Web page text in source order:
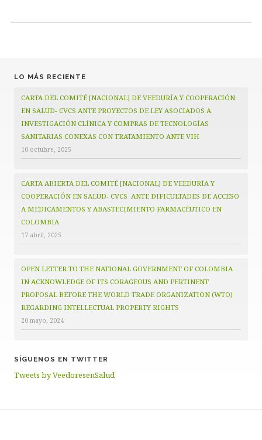
LO MÁS RECIENTE
CARTA DEL COMITÉ [NACIONAL] DE VEEDURÍA Y COOPERACIÓN
EN SALUD- CVCS ANTE PROYECTOS DE LEY ASOCIADOS A
INVESTIGACIÓN CLÍNICA Y COMPRAS DE TECNOLOGÍAS
SANITARIAS CONEXAS CON TRATAMIENTO ANTE VIH
10 octubre, 2025
CARTA ABIERTA DEL COMITÉ [NACIONAL] DE VEEDURÍA Y
COOPERACIÓN EN SALUD- CVCS ANTE DIFICULTADES DE ACCESO
A MEDICAMENTOS Y ABASTECIMIENTO FARMACÉUTICO EN
COLOMBIA
17 abril, 2025
OPEN LETTER TO THE NATIONAL GOVERNMENT OF COLOMBIA
IN ACKNOWLEDGE OF ITS CORAGEOUS AND PERTINENT
PROPOSAL BEFORE THE WORLD TRADE ORGANIZATION (WTO)
REGARDING INTELLECTUAL PROPERTY RIGHTS
20 mayo, 2024
SÍGUENOS EN TWITTER
Tweets by VeedoresenSalud